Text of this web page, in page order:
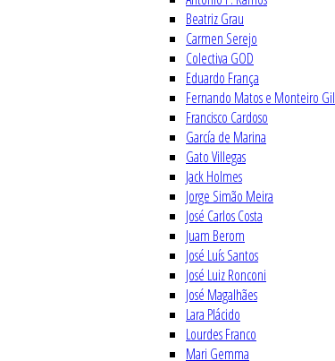
Beatriz Grau
Carmen Serejo
Colectiva GOD
Eduardo França
Fernando Matos e Monteiro Gil
Francisco Cardoso
García de Marina
Gato Villegas
Jack Holmes
Jorge Simão Meira
José Carlos Costa
Juam Berom
José Luís Santos
José Luiz Ronconi
José Magalhães
Lara Plácido
Lourdes Franco
Mari Gemma